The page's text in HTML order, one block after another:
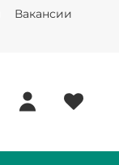
Вакансии